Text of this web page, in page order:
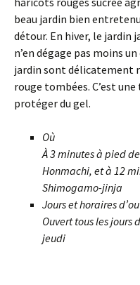
beau jardin bien
détour. En hiver, le jardin
n’en dégage pas moins
jardin sont délicatement
rouge tombées. C’est
protéger du gel.
Où
À 3 minutes à pied
Honmachi, et à 12
Shimogamo-jinja
Jours et horaires
Ouvert tous les jours
jeudi